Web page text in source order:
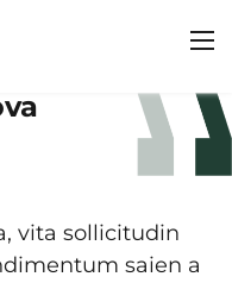
vita sollicitudin
saien a